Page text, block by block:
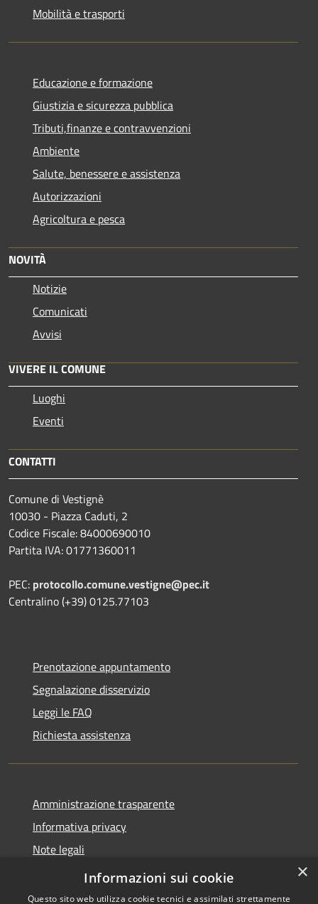
Mobilità e trasporti
Educazione e formazione
Giustizia e sicurezza pubblica
Tributi,finanze e contravvenzioni
Ambiente
Salute, benessere e assistenza
Autorizzazioni
Agricoltura e pesca
NOVITÀ
Notizie
Comunicati
Avvisi
VIVERE IL COMUNE
Luoghi
Eventi
CONTATTI
Comune di Vestignè
10030 - Piazza Caduti, 2
Codice Fiscale: 84000690010
Partita IVA: 01771360011
PEC: protocollo.comune.vestigne@pec.it
Centralino (+39) 0125.77103
Prenotazione appuntamento
Segnalazione disservizio
Leggi le FAQ
Richiesta assistenza
Amministrazione trasparente
Informativa privacy
Note legali
Dichiarazione di accessibilità
×
Informazioni sui cookie
Questo sito web utilizza cookie tecnici e assimilati strettamente